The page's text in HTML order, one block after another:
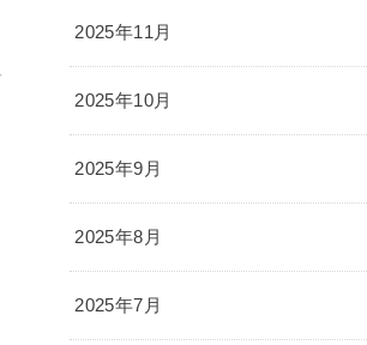
2025年11月
2025年10月
2025年9月
2025年8月
2025年7月